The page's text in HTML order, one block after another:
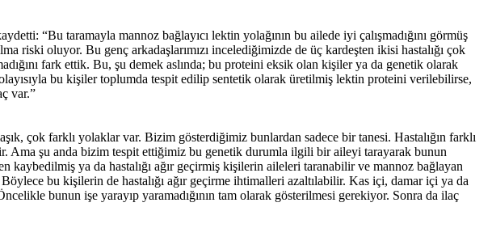
“Bu taramayla mannoz bağlayıcı lektin yolağının bu ailede iyi çalışmadığını görmüş
riski oluyor. Bu genç arkadaşlarımızı incelediğimizde de üç kardeşten ikisi hastalığı çok
fark ettik. Bu, şu demek aslında; bu proteini eksik olan kişiler ya da genetik olarak
bu kişiler toplumda tespit edilip sentetik olarak üretilmiş lektin proteini verilebilirse,
var.”
çok farklı yolaklar var. Bizim gösterdiğimiz bunlardan sadece bir tanesi. Hastalığın farklı
Ama şu anda bizim tespit ettiğimiz bu genetik durumla ilgili bir aileyi tarayarak bunun
kaybedilmiş ya da hastalığı ağır geçirmiş kişilerin aileleri taranabilir ve mannoz bağlayan
bu kişilerin de hastalığı ağır geçirme ihtimalleri azaltılabilir. Kas içi, damar içi ya da
bunun işe yarayıp yaramadığının tam olarak gösterilmesi gerekiyor. Sonra da ilaç